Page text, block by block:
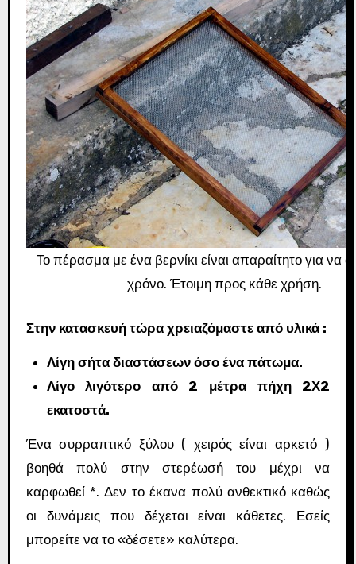
Το πέρασμα με ένα βερνίκι είναι απαραίτητο για να
χρόνο. Έτοιμη προς κάθε χρήση.
Στην κατασκευή τώρα χρειαζόμαστε από υλικά :
Λίγη σήτα διαστάσεων όσο ένα πάτωμα.
Λίγο λιγότερο από 2 μέτρα πήχη 2Χ2
εκατοστά.
Ένα συρραπτικό ξύλου ( χειρός είναι αρκετό )
βοηθά πολύ στην στερέωσή του μέχρι να
καρφωθεί *. Δεν το έκανα πολύ ανθεκτικό καθώς
οι δυνάμεις που δέχεται είναι κάθετες. Εσείς
μπορείτε να το «δέσετε» καλύτερα.